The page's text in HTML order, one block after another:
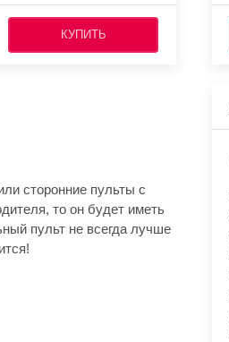
КУПИТЬ
сторонние пульты с
то он будет иметь
пульт не всегда лучше